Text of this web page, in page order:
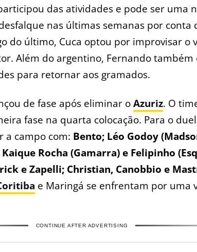
das atividades e pode ser uma
nas últimas semanas por conta
do último, Cuca optou por improvisar o
Além do argentino, Fernando também
para retornar aos gramados.
de fase após eliminar oAzuriz. O
fase na quarta colocação. Para o
a campo com: Bento; Léo Godoy
Rocha (Gamarra) e Felipinho
e Zapelli; Christian, Canobbio e
e Maringá se enfrentam por uma
CONTINUE AFTER ADVERTISING